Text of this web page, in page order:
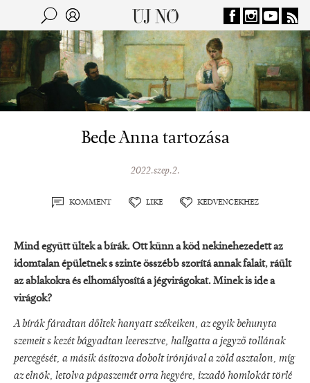
Jump to navigation
Kereső
Bede Anna tartozása
2022.szep.2.
KOMMENT LIKE KEDVENCEKHEZ
Mind együtt ültek a bírák. Ott künn a köd nekinehezedett az
idomtalan épületnek s szinte összébb szorítá annak falait, ráült
az ablakokra és elhomályosítá a jégvirágokat. Minek is ide a
virágok?
A bírák fáradtan dőltek hanyatt székeiken, az egyik behunyta
szemeit s kezét bágyadtan leeresztve, hallgatta a jegyző tollának
percegését, a másik ásítozva dobolt irónjával a zöld asztalon, míg
az elnök, letolva pápaszemét orra hegyére, izzadó homlokát törlé